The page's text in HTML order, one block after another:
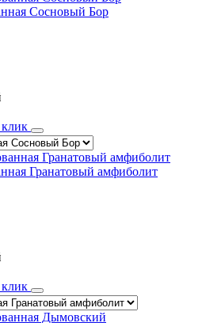
Сосновый Бор
Гранатовый амфиболит